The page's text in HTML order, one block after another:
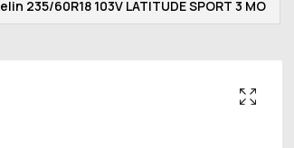
235/60R18 103V LATITUDE SPORT 3 MO